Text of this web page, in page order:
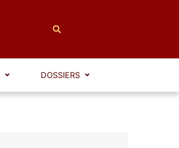
DOSSIERS